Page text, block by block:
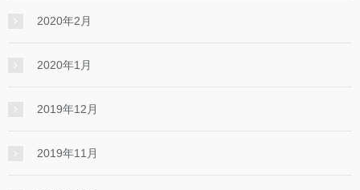
2020年2月
2020年1月
2019年12月
2019年11月